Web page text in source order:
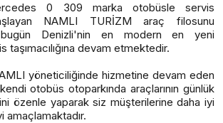
0 309 marka otobüsle servis
başlayan NAMLI TURİZM araç filosunu
Denizli'nin en modern en yeni
devam etmektedir.
yöneticiliğinde hizmetine devam eden
otobüs otoparkında araçlarının günlük
özenle yaparak siz müşterilerine daha iyi